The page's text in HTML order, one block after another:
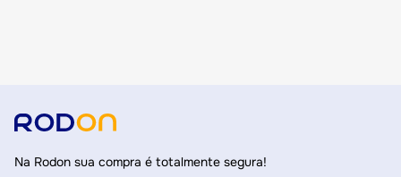
Na Rodon sua compra é totalmente segura!